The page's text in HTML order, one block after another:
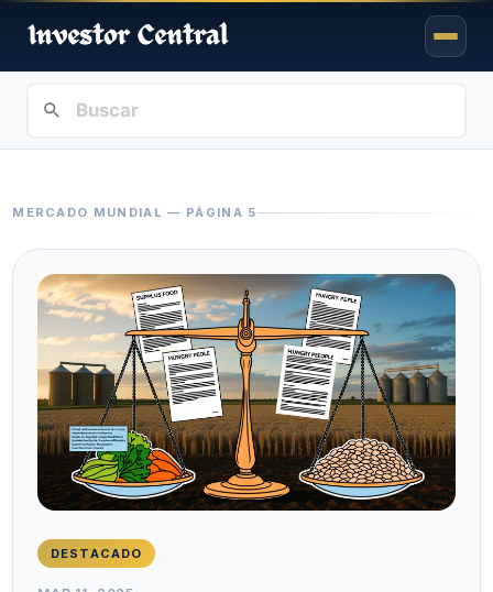
MERCADO MUNDIAL — PÁGINA 5
DESTACADO